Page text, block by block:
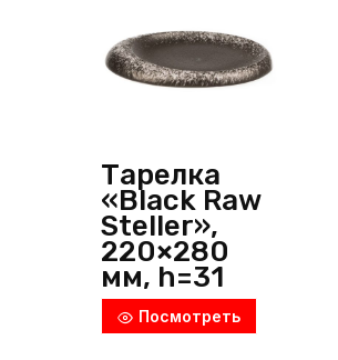
Тарелка
«Black Raw
Steller»,
220×280
мм, h=31
мм,
фарфор,
Посмотреть